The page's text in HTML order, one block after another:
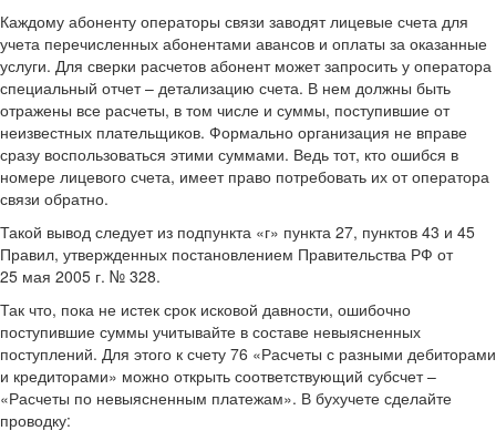
Каждому абоненту операторы связи заводят лицевые счета для
учета перечисленных абонентами авансов и оплаты за оказанные
услуги. Для сверки расчетов абонент может запросить у оператора
специальный отчет – детализацию счета. В нем должны быть
отражены все расчеты, в том числе и суммы, поступившие от
неизвестных плательщиков. Формально организация не вправе
сразу воспользоваться этими суммами. Ведь тот, кто ошибся в
номере лицевого счета, имеет право потребовать их от оператора
связи обратно.
Такой вывод следует из подпункта «г» пункта 27, пунктов 43 и 45
Правил, утвержденных постановлением Правительства РФ от
25 мая 2005 г. № 328.
Так что, пока не истек срок исковой давности, ошибочно
поступившие суммы учитывайте в составе невыясненных
поступлений. Для этого к счету 76 «Расчеты с разными дебиторами
и кредиторами» можно открыть соответствующий субсчет –
«Расчеты по невыясненным платежам». В бухучете сделайте
проводку: